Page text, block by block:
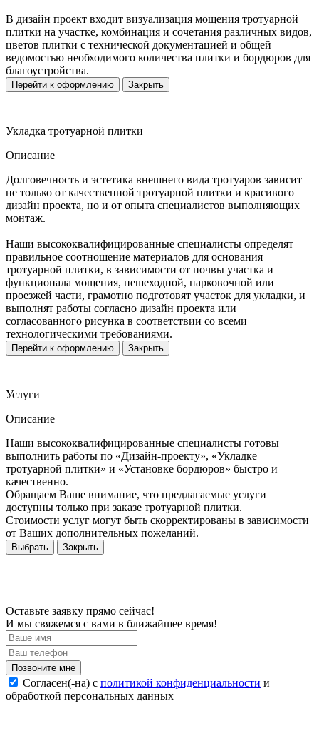
В дизайн проект входит визуализация мощения тротуарной
плитки на участке, комбинация и сочетания различных видов,
цветов плитки с технической документацией и общей
ведомостью необходимого количества плитки и бордюров для
благоустройства.
Перейти к оформлению Закрыть
Укладка тротуарной плитки
Описание
Долговечность и эстетика внешнего вида тротуаров зависит
не только от качественной тротуарной плитки и красивого
дизайн проекта, но и от опыта специалистов выполняющих
монтаж.
Наши высококвалифицированные специалисты определят
правильное соотношение материалов для основания
тротуарной плитки, в зависимости от почвы участка и
функционала мощения, пешеходной, парковочной или
проезжей части, грамотно подготовят участок для укладки, и
выполнят работы согласно дизайн проекта или
согласованного рисунка в соответствии со всеми
технологическими требованиями.
Перейти к оформлению Закрыть
Услуги
Описание
Наши высококвалифицированные специалисты готовы
выполнить работы по «Дизайн-проекту», «Укладке
тротуарной плитки» и «Установке бордюров» быстро и
качественно.
Обращаем Ваше внимание, что предлагаемые услуги
доступны только при заказе тротуарной плитки.
Стоимости услуг могут быть скорректированы в зависимости
от Ваших дополнительных пожеланий.
Выбрать Закрыть
Оставьте заявку прямо сейчас!
И мы свяжемся с вами в ближайшее время!
Согласен(-на) c политикой конфиденциальности и
обработкой персональных данных